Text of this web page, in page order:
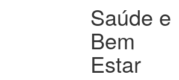
Saúde e
Bem
Estar